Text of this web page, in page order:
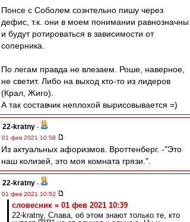
Понсе с Соболем сознтельно пишу через
дефис, т.к. они в моем понимании равнозначны
и будут ротироваться в зависимости от
соперника.
По легам правда не влезаем. Роше, наверное,
не светит. Либо на выход кто-то из лидеров
(Крал, Жиго).
А так составчик неплохой вырисовывается =)
22-kratny -
01 фев 2021 10:58
Из актуальных афоризмов. Вроттенберг. -"Это
наш колизей, это моя комната грязи.".
22-kratny -
01 фев 2021 10:52
словесник » 01 фев 2021 10:39
22-kratny, Слава, об этом знают только те, кто